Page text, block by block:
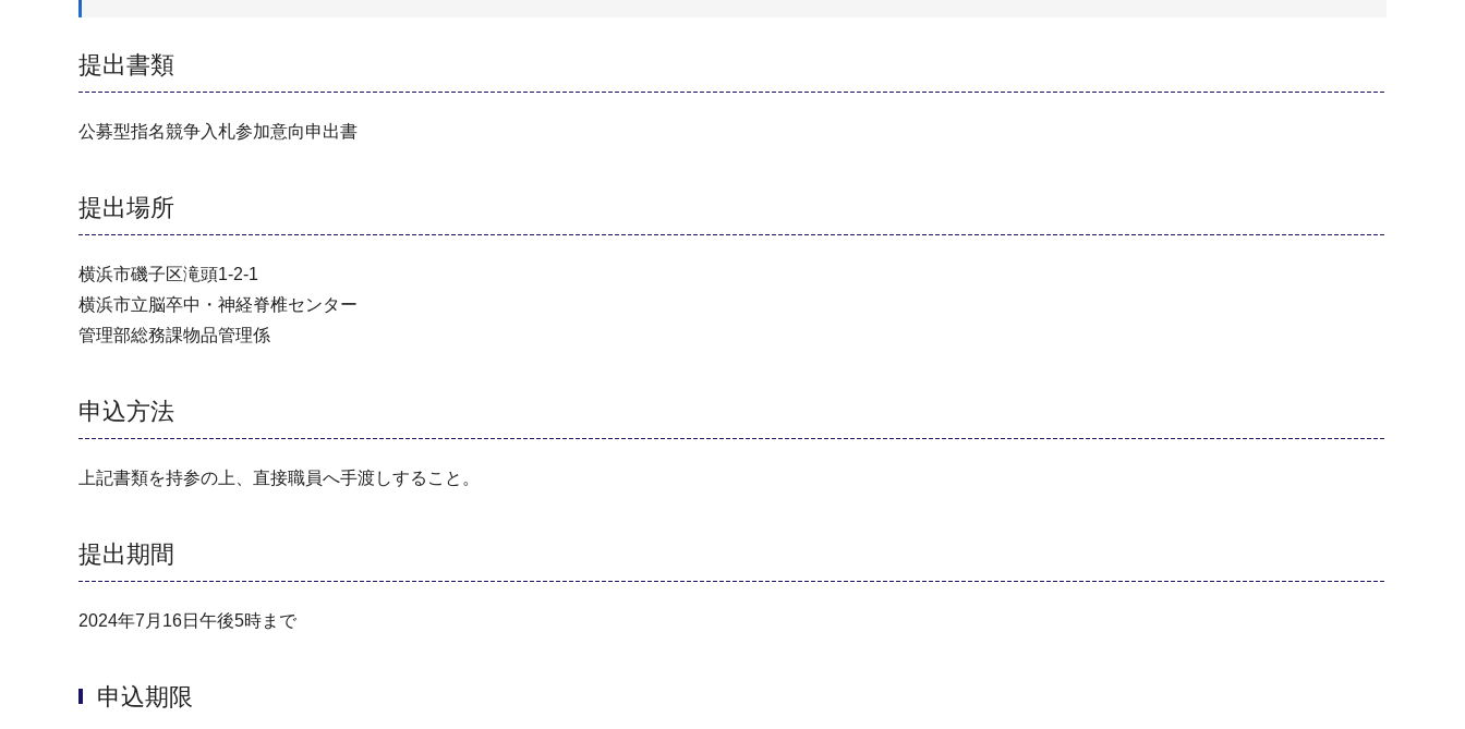
提出書類
公募型指名競争入札参加意向申出書
提出場所
横浜市磯子区滝頭1-2-1
横浜市立脳卒中・神経脊椎センター
管理部総務課物品管理係
申込方法
上記書類を持参の上、直接職員へ手渡しすること。
提出期間
2024年7月16日午後5時まで
申込期限